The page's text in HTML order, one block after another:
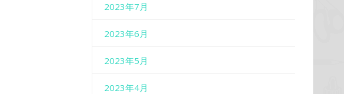
2023年7月
2023年6月
2023年5月
2023年4月